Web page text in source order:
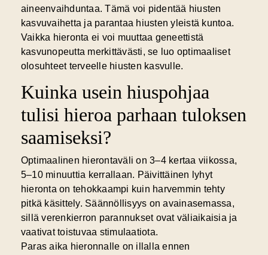
aineenvaihduntaa. Tämä voi pidentää hiusten
kasvuvaihetta ja parantaa hiusten yleistä kuntoa.
Vaikka hieronta ei voi muuttaa geneettistä
kasvunopeutta merkittävästi, se luo optimaaliset
olosuhteet terveelle hiusten kasvulle.
Kuinka usein hiuspohjaa
tulisi hieroa parhaan tuloksen
saamiseksi?
Optimaalinen hierontaväli on 3–4 kertaa viikossa,
5–10 minuuttia kerrallaan. Päivittäinen lyhyt
hieronta on tehokkaampi kuin harvemmin tehty
pitkä käsittely. Säännöllisyys on avainasemassa,
sillä verenkierron parannukset ovat väliaikaisia ja
vaativat toistuvaa stimulaatiota.
Paras aika hieronnalle on illalla ennen